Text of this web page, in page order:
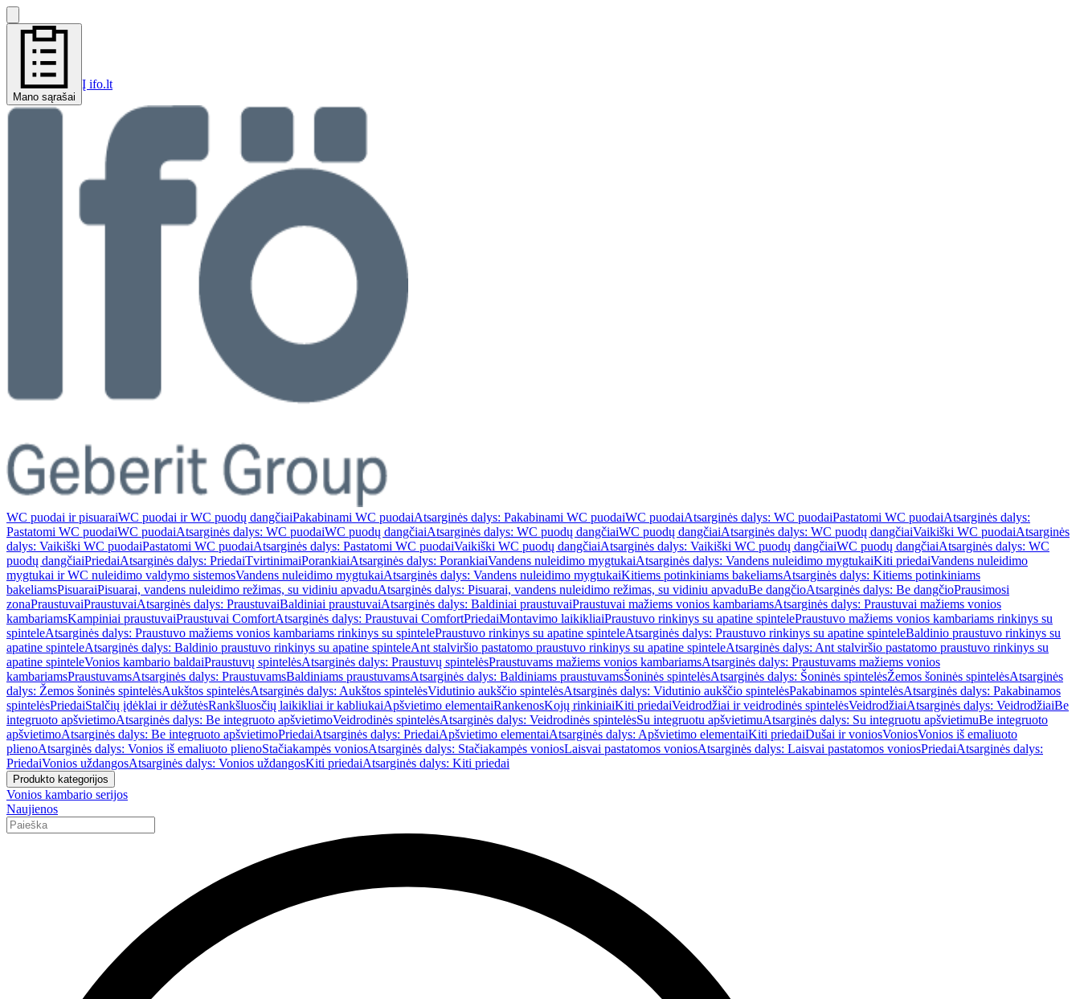
Mano sąrašai
Į ifo.lt
WC puodai ir pisuaraiWC puodai ir WC puodų dangčiaiPakabinami WC puodaiAtsarginės dalys: Pakabinami WC puodaiWC puodaiAtsarginės dalys: WC puodaiPastatomi WC puodaiAtsarginės dalys:
Pastatomi WC puodaiWC puodaiAtsarginės dalys: WC puodaiWC puodų dangčiaiAtsarginės dalys: WC puodų dangčiaiWC puodų dangčiaiAtsarginės dalys: WC puodų dangčiaiVaikiški WC puodaiAtsarginės
dalys: Vaikiški WC puodaiPastatomi WC puodaiAtsarginės dalys: Pastatomi WC puodaiVaikiški WC puodų dangčiaiAtsarginės dalys: Vaikiški WC puodų dangčiaiWC puodų dangčiaiAtsarginės dalys: WC
puodų dangčiaiPriedaiAtsarginės dalys: PriedaiTvirtinimaiPorankiaiAtsarginės dalys: PorankiaiVandens nuleidimo mygtukaiAtsarginės dalys: Vandens nuleidimo mygtukaiKiti priedaiVandens nuleidimo
mygtukai ir WC nuleidimo valdymo sistemosVandens nuleidimo mygtukaiAtsarginės dalys: Vandens nuleidimo mygtukaiKitiems potinkiniams bakeliamsAtsarginės dalys: Kitiems potinkiniams
bakeliamsPisuaraiPisuarai, vandens nuleidimo režimas, su vidiniu apvaduAtsarginės dalys: Pisuarai, vandens nuleidimo režimas, su vidiniu apvaduBe dangčioAtsarginės dalys: Be dangčioPrausimosi
zonaPraustuvaiPraustuvaiAtsarginės dalys: PraustuvaiBaldiniai praustuvaiAtsarginės dalys: Baldiniai praustuvaiPraustuvai mažiems vonios kambariamsAtsarginės dalys: Praustuvai mažiems vonios
kambariamsKampiniai praustuvaiPraustuvai ComfortAtsarginės dalys: Praustuvai ComfortPriedaiMontavimo laikikliaiPraustuvo rinkinys su apatine spintelePraustuvo mažiems vonios kambariams rinkinys su
spinteleAtsarginės dalys: Praustuvo mažiems vonios kambariams rinkinys su spintelePraustuvo rinkinys su apatine spinteleAtsarginės dalys: Praustuvo rinkinys su apatine spinteleBaldinio praustuvo rinkinys su
apatine spinteleAtsarginės dalys: Baldinio praustuvo rinkinys su apatine spinteleAnt stalviršio pastatomo praustuvo rinkinys su apatine spinteleAtsarginės dalys: Ant stalviršio pastatomo praustuvo rinkinys su
apatine spinteleVonios kambario baldaiPraustuvų spintelėsAtsarginės dalys: Praustuvų spintelėsPraustuvams mažiems vonios kambariamsAtsarginės dalys: Praustuvams mažiems vonios
kambariamsPraustuvamsAtsarginės dalys: PraustuvamsBaldiniams praustuvamsAtsarginės dalys: Baldiniams praustuvamsŠoninės spintelėsAtsarginės dalys: Šoninės spintelėsŽemos šoninės spintelėsAtsarginės
dalys: Žemos šoninės spintelėsAukštos spintelėsAtsarginės dalys: Aukštos spintelėsVidutinio aukščio spintelėsAtsarginės dalys: Vidutinio aukščio spintelėsPakabinamos spintelėsAtsarginės dalys: Pakabinamos
spintelėsPriedaiStalčių įdėklai ir dėžutėsRankšluosčių laikikliai ir kabliukaiApšvietimo elementaiRankenosKojų rinkiniaiKiti priedaiVeidrodžiai ir veidrodinės spintelėsVeidrodžiaiAtsarginės dalys: VeidrodžiaiBe
integruoto apšvietimoAtsarginės dalys: Be integruoto apšvietimoVeidrodinės spintelėsAtsarginės dalys: Veidrodinės spintelėsSu integruotu apšvietimuAtsarginės dalys: Su integruotu apšvietimuBe integruoto
apšvietimoAtsarginės dalys: Be integruoto apšvietimoPriedaiAtsarginės dalys: PriedaiApšvietimo elementaiAtsarginės dalys: Apšvietimo elementaiKiti priedaiDušai ir voniosVoniosVonios iš emaliuoto
plienoAtsarginės dalys: Vonios iš emaliuoto plienoStačiakampės voniosAtsarginės dalys: Stačiakampės voniosLaisvai pastatomos voniosAtsarginės dalys: Laisvai pastatomos voniosPriedaiAtsarginės dalys:
PriedaiVonios uždangosAtsarginės dalys: Vonios uždangosKiti priedaiAtsarginės dalys: Kiti priedai
Produkto kategorijos
Vonios kambario serijos
Naujienos